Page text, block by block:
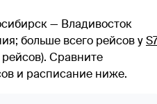
— Владивосток
; больше всего рейсов у
. Сравните
и расписание ниже.